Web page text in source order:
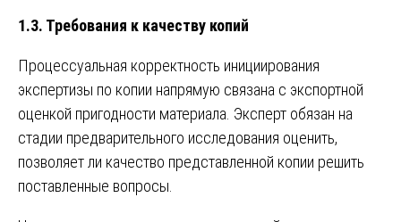
1.3. Требования к качеству копий
Процессуальная корректность инициирования
экспертизы по копии напрямую связана с экспортной
оценкой пригодности материала. Эксперт обязан на
стадии предварительного исследования оценить,
позволяет ли качество представленной копии решить
поставленные вопросы.